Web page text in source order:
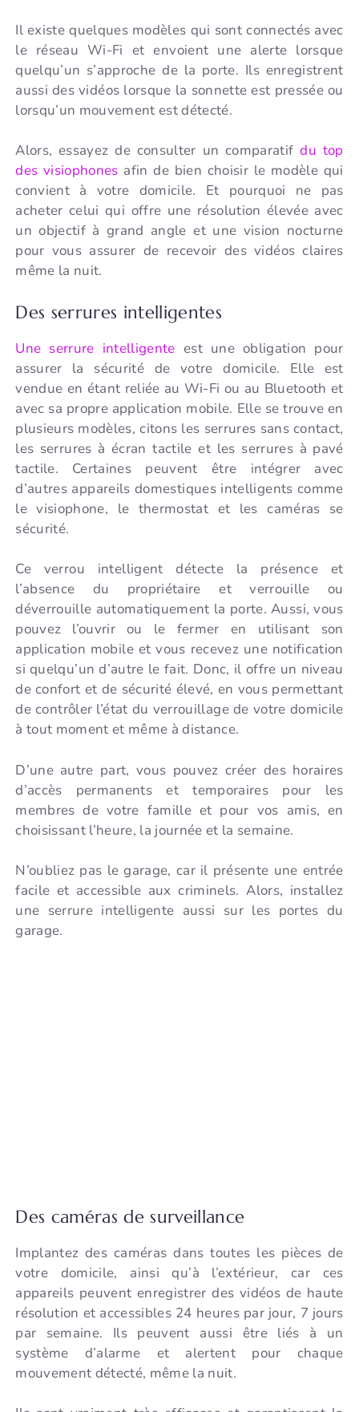
Il existe quelques modèles qui sont connectés avec
le réseau Wi-Fi et envoient une alerte lorsque
quelqu’un s’approche de la porte. Ils enregistrent
aussi des vidéos lorsque la sonnette est pressée ou
lorsqu’un mouvement est détecté.
Alors, essayez de consulter un comparatifdu top
des visiophones afin de bien choisir le modèle qui
convient à votre domicile. Et pourquoi ne pas
acheter celui qui offre une résolution élevée avec
un objectif à grand angle et une vision nocturne
pour vous assurer de recevoir des vidéos claires
même la nuit.
Des serrures intelligentes
Une serrure intelligente est une obligation pour
assurer la sécurité de votre domicile. Elle est
vendue en étant reliée au Wi-Fi ou au Bluetooth et
avec sa propre application mobile. Elle se trouve en
plusieurs modèles, citons les serrures sans contact,
les serrures à écran tactile et les serrures à pavé
tactile. Certaines peuvent être intégrer avec
d’autres appareils domestiques intelligents comme
le visiophone, le thermostat et les caméras se
sécurité.
Ce verrou intelligent détecte la présence et
l’absence du propriétaire et verrouille ou
déverrouille automatiquement la porte. Aussi, vous
pouvez l’ouvrir ou le fermer en utilisant son
application mobile et vous recevez une notification
si quelqu’un d’autre le fait. Donc, il offre un niveau
de confort et de sécurité élevé, en vous permettant
de contrôler l’état du verrouillage de votre domicile
à tout moment et même à distance.
D’une autre part, vous pouvez créer des horaires
d’accès permanents et temporaires pour les
membres de votre famille et pour vos amis, en
choisissant l’heure, la journée et la semaine.
N’oubliez pas le garage, car il présente une entrée
facile et accessible aux criminels. Alors, installez
une serrure intelligente aussi sur les portes du
garage.
Des caméras de surveillance
Implantez des caméras dans toutes les pièces de
votre domicile, ainsi qu’à l’extérieur, car ces
appareils peuvent enregistrer des vidéos de haute
résolution et accessibles 24 heures par jour, 7 jours
par semaine. Ils peuvent aussi être liés à un
système d’alarme et alertent pour chaque
mouvement détecté, même la nuit.